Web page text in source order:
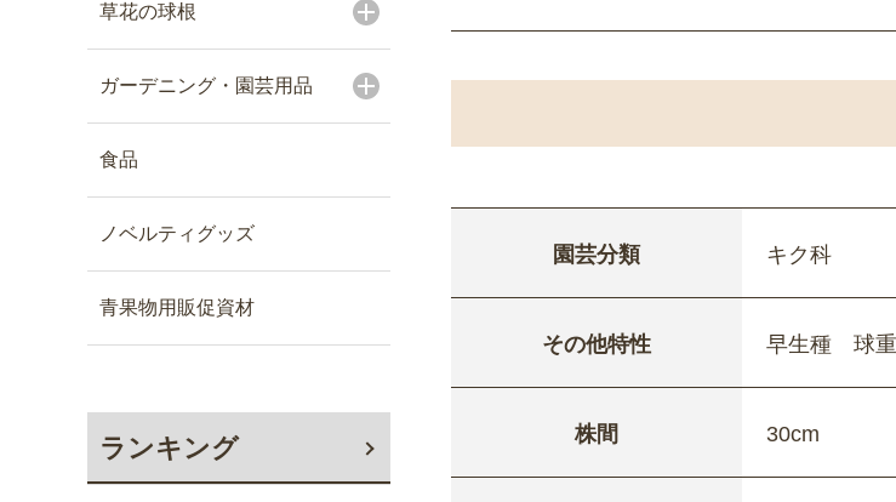
草花の球根
ガーデニング・園芸用品
食品
ノベルティグッズ
青果物用販促資材
ランキング
園芸分類 キク科
その他特性 早生種 球重
株間 30cm